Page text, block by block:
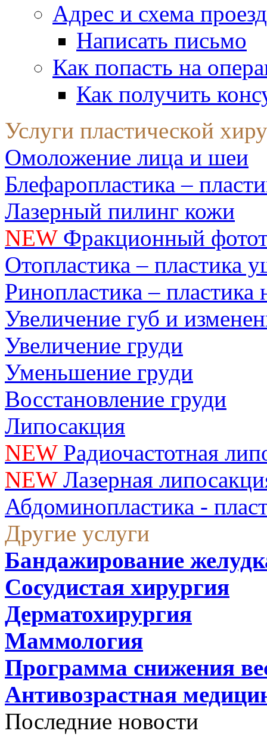
Адрес и схема
Написать письмо
Как попасть на
Как получить
Услуги пластической
Омоложение лица и шеи
Блефаропластика –
Лазерный пилинг кожи
NEWФракционный
Отопластика – пластика
Ринопластика – пластика
Увеличение губ и
Увеличение груди
Уменьшение груди
Восстановление груди
Липосакция
NEWРадиочастотная
NEWЛазерная
Абдоминопластика -
Другие услуги
Бандажирование
Сосудистая хирургия
Дерматохирургия
Маммология
Программа снижения
Антивозрастная
Последние новости